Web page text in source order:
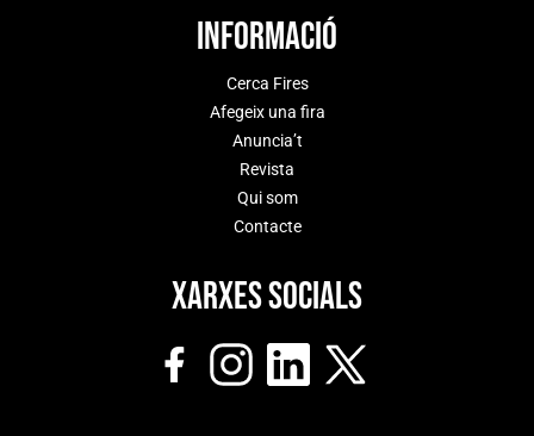
Informació
Cerca Fires
Afegeix una fira
Anuncia’t
Revista
Qui som
Contacte
Xarxes socials